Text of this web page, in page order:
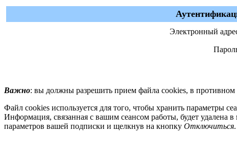
Электронный
Важно: вы должны разрешить прием файла cookies, в противном
Файл cookies используется для того, чтобы хранить параметры
Информация, связанная с вашим сеансом работы, будет удалена
параметров вашей подписки и щелкнув на кнопку Отключиться.